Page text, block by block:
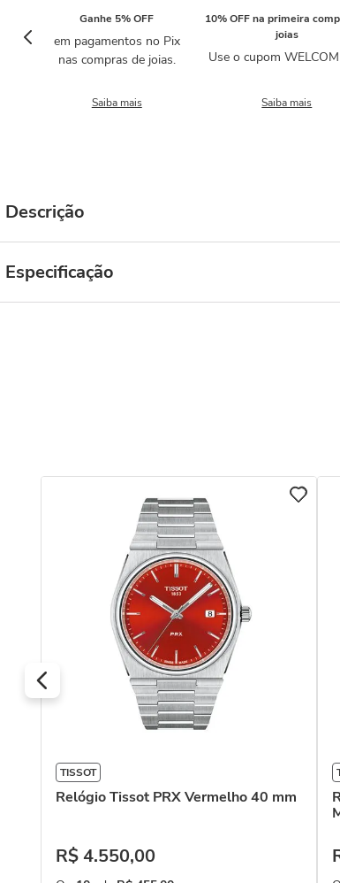
Ganhe 5% OFF
em pagamentos no Pix
nas compras de joias.
Saiba mais
10% OFF na primeira
joias
Use o cupom
Saiba mais
Descrição
Especificação
TISSOT
Relógio Tissot PRX Vermelho 40 mm
R$4.550,00